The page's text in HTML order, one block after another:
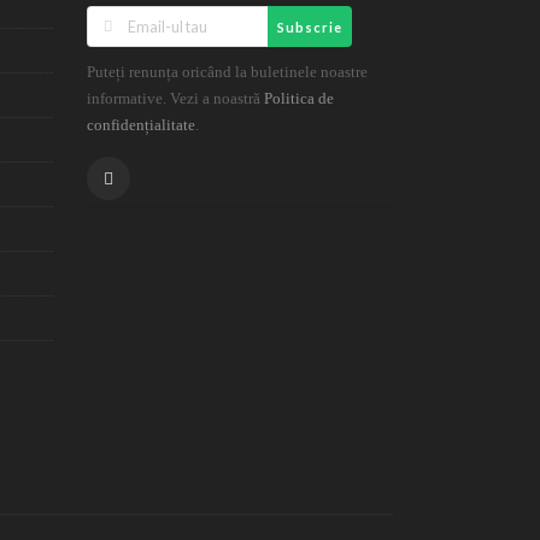
Subscrie
Puteți renunța oricând la buletinele noastre
informative. Vezi a noastră Politica de
confidențialitate.